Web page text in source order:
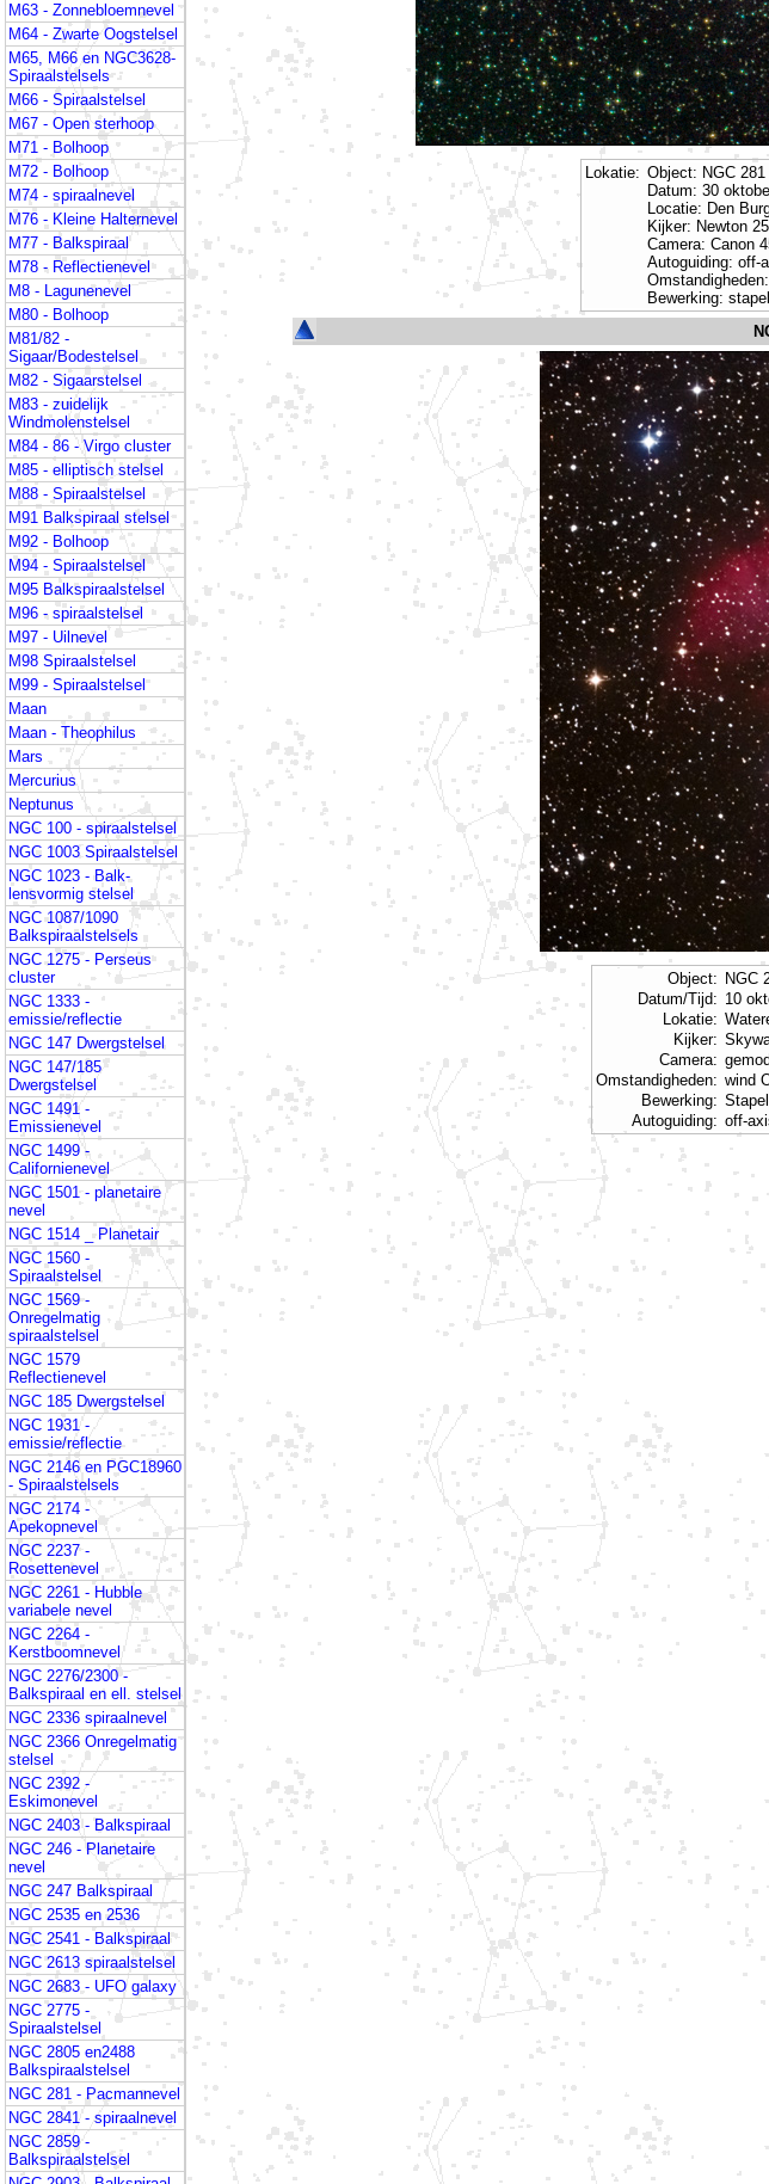
M63 - Zonnebloemnevel
M64 - Zwarte Oogstelsel
M65, M66 en NGC3628-
Spiraalstelsels
M66 - Spiraalstelsel
M67 - Open sterhoop
M71 - Bolhoop
M72 - Bolhoop
M74 - spiraalnevel
M76 - Kleine Halternevel
M77 - Balkspiraal
M78 - Reflectienevel
M8 - Lagunenevel
M80 - Bolhoop
M81/82 -
Sigaar/Bodestelsel
M82 - Sigaarstelsel
M83 - zuidelijk
Windmolenstelsel
M84 - 86 - Virgo cluster
M85 - elliptisch stelsel
M88 - Spiraalstelsel
M91 Balkspiraal stelsel
M92 - Bolhoop
M94 - Spiraalstelsel
M95 Balkspiraalstelsel
M96 - spiraalstelsel
M97 - Uilnevel
M98 Spiraalstelsel
M99 - Spiraalstelsel
Maan
Maan - Theophilus
Mars
Mercurius
Neptunus
NGC 100 - spiraalstelsel
NGC 1003 Spiraalstelsel
NGC 1023 - Balk-
lensvormig stelsel
NGC 1087/1090
Balkspiraalstelsels
NGC 1275 - Perseus
cluster
NGC 1333 -
emissie/reflectie
NGC 147 Dwergstelsel
NGC 147/185
Dwergstelsel
NGC 1491 -
Emissienevel
NGC 1499 -
Californienevel
NGC 1501 - planetaire
nevel
NGC 1514 _ Planetair
NGC 1560 -
Spiraalstelsel
NGC 1569 -
Onregelmatig
spiraalstelsel
NGC 1579
Reflectienevel
NGC 185 Dwergstelsel
NGC 1931 -
emissie/reflectie
NGC 2146 en PGC18960
- Spiraalstelsels
NGC 2174 -
Apekopnevel
NGC 2237 -
Rosettenevel
NGC 2261 - Hubble
variabele nevel
NGC 2264 -
Kerstboomnevel
NGC 2276/2300 -
Balkspiraal en ell. stelsel
NGC 2336 spiraalnevel
NGC 2366 Onregelmatig
stelsel
NGC 2392 -
Eskimonevel
NGC 2403 - Balkspiraal
NGC 246 - Planetaire
nevel
NGC 247 Balkspiraal
NGC 2535 en 2536
NGC 2541 - Balkspiraal
NGC 2613 spiraalstelsel
NGC 2683 - UFO galaxy
NGC 2775 -
Spiraalstelsel
NGC 2805 en2488
Balkspiraalstelsel
NGC 281 - Pacmannevel
NGC 2841 - spiraalnevel
NGC 2859 -
Balkspiraalstelsel
Lokatie: Object: NGC
Datum: 30
Locatie: Den
Kijker: Newton
Camera: Canon
Autoguiding: off-
Bewerking:
Object: NGC
Datum/Tijd: 10
Lokatie:
Kijker:
Camera:
Omstandigheden: wind
Bewerking:
Autoguiding: off-